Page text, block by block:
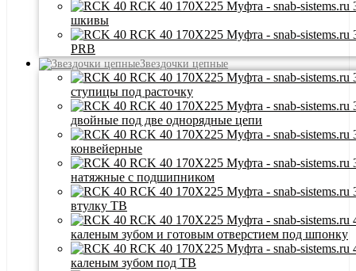
шкивы
PRB
Звездочки цепные
ступицы под расточку
двойные под две однорядные цепи
конвейерные
натяжные с подшипником
втулку ТВ
каленым зубом и готовым отверстием под шпонку
каленым зубом под ТВ